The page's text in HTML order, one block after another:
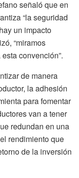
señaló que en
“la seguridad
un impacto
“miramos
convención”.
de manera
la adhesión
para fomentar
van a tener
redundan en una
rendimiento que
de la inversión